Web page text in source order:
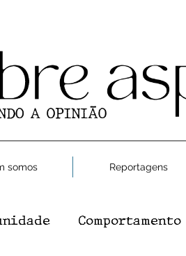
somos Reportagens
Comportamento